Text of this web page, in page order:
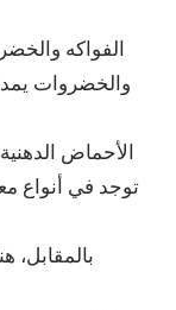
والخضروات يمد
توجد في أنواع
بالمقابل،